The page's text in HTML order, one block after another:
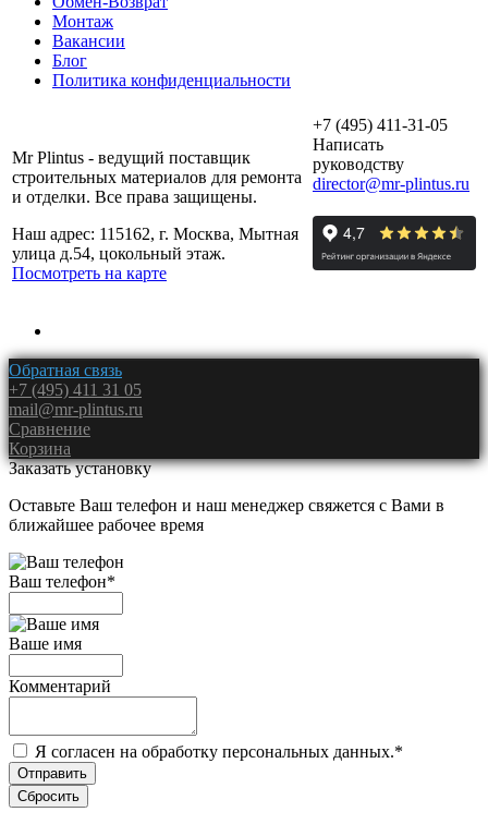
Монтаж
Вакансии
Блог
Политика конфиденциальности
Mr Plintus - ведущий поставщик
строительных материалов для ремонта
и отделки. Все права защищены.
Наш адрес: 115162, г. Москва, Мытная
улица д.54, цокольный этаж.
Посмотреть на карте
+7 (495) 411-31-05
Написать
руководству
director@mr-plintus.ru
Обратная связь
+7 (495) 411 31 05
mail@mr-plintus.ru
Сравнение
Корзина
Заказать установку
Оставьте Ваш телефон и наш менеджер свяжется с Вами в
ближайшее рабочее время
Ваш телефон*
Ваше имя
Комментарий
Я согласен на обработку персональных данных.*